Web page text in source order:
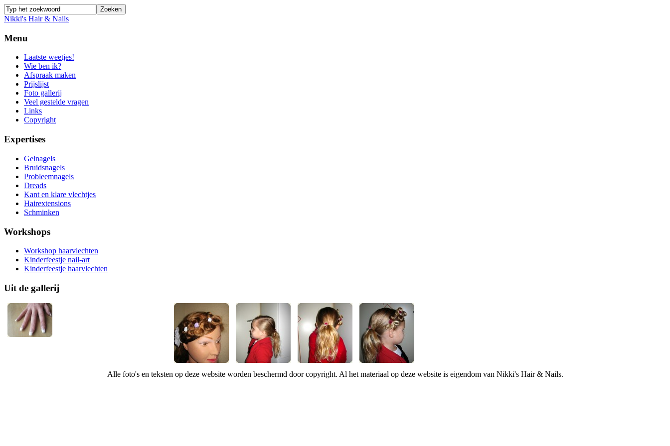
Nikki's Hair & Nails
Menu
Laatste weetjes!
Wie ben ik?
Afspraak maken
Prijslijst
Foto gallerij
Veel gestelde vragen
Links
Copyright
Expertises
Gelnagels
Bruidsnagels
Probleemnagels
Dreads
Kant en klare vlechtjes
Hairextensions
Schminken
Workshops
Workshop haarvlechten
Kinderfeestje nail-art
Kinderfeestje haarvlechten
Uit de gallerij
Alle foto's en teksten op deze website worden beschermd door copyright. Al het materiaal op deze website is eigendom van Nikki's Hair & Nails.